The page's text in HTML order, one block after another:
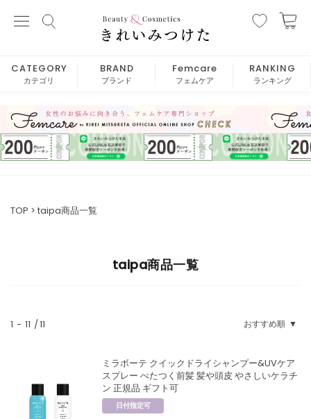
CATEGORY
カテゴリ
BRAND
ブランド
Femcare
フェムケア
RANKING
ランキング
TOP taipa商品一覧
taipa商品一覧
おすすめ順
1 - 11 11
ミラボーテ クイックドライシャンプー&UVケア
スプレー べたつく前髪 髪や頭皮 やさしいケラチ
ン 正規品 ギフト可
日付指定可